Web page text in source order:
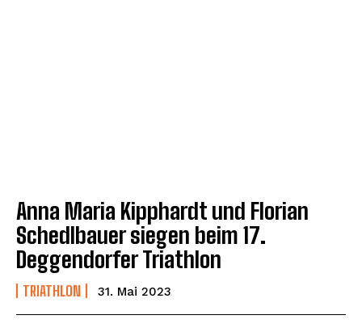
Anna Maria Kipphardt und Florian
Schedlbauer siegen beim 17.
Deggendorfer Triathlon
TRIATHLON 31. Mai 2023